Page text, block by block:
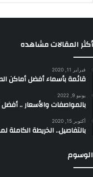
أكثر المقالات مشاهده
فبراير 11, 2020
قائمة بأسماء أفضل
يونيو 9, 2022
بالمواصفات والأسعار .. أفضل
أكتوبر 15, 2020
بالتفاصيل.. الخريطة
الوسوم